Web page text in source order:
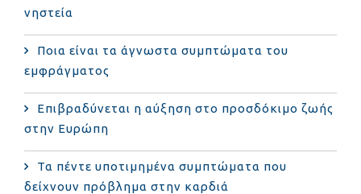
νηστεία
Ποια είναι τα άγνωστα συμπτώματα του
εμφράγματος
Επιβραδύνεται η αύξηση στο προσδόκιμο ζωής
στην Ευρώπη
Τα πέντε υποτιμημένα συμπτώματα που
δείχνουν πρόβλημα στην καρδιά